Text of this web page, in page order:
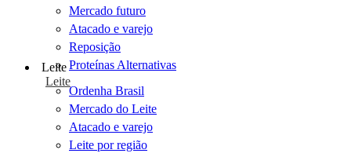
Mercado futuro
Atacado e varejo
Reposição
Proteínas Alternativas
Leite
Leite
Ordenha Brasil
Mercado do Leite
Atacado e varejo
Leite por região